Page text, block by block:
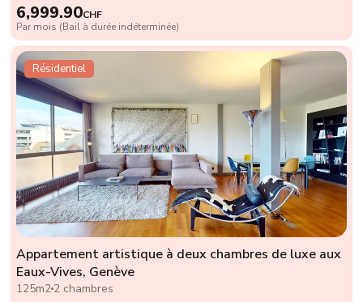
6,999.90CHF
Par mois (Bail à durée indéterminée)
Résidentiel
Appartement artistique à deux chambres de luxe aux
Eaux-Vives, Genève
125m2 2 chambres